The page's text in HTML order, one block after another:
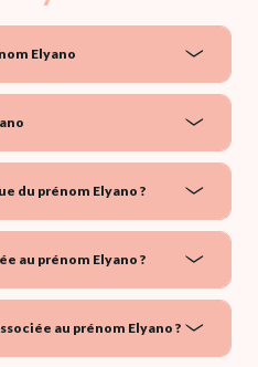
Elyano
du prénom Elyano ?
au prénom Elyano ?
au prénom Elyano ?